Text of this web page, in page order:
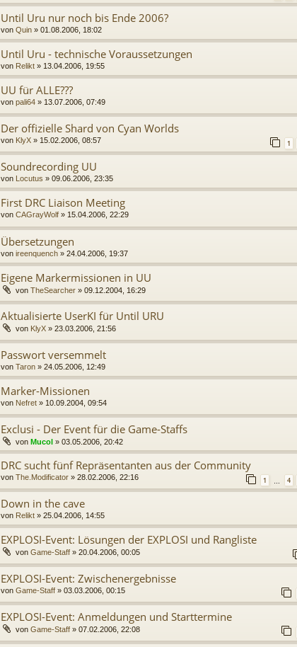
Until Uru nur noch bis Ende 2006?
von Quin » 01.08.2006, 18:02
Until Uru - technische Voraussetzungen
von Relikt » 13.04.2006, 19:55
UU für ALLE???
von pali64 » 13.07.2006, 07:49
Der offizielle Shard von Cyan Worlds
von KlyX » 15.02.2006, 08:57 1
Soundrecording UU
von Locutus » 09.06.2006, 23:35
First DRC Liaison Meeting
von CAGrayWolf » 15.04.2006, 22:29
Übersetzungen
von ireenquench » 24.04.2006, 19:37
Eigene Markermissionen in UU
von TheSearcher » 09.12.2004, 16:29
Aktualisierte UserKI für Until URU
von KlyX » 23.03.2006, 21:56
Passwort versemmelt
von Taron » 24.05.2006, 12:49
Marker-Missionen
von Nefret » 10.09.2004, 09:54
Exclusi - Der Event für die Game-Staffs
von Mucol » 03.05.2006, 20:42
DRC sucht fünf Repräsentanten aus der Community
von The.Modificator » 28.02.2006, 22:16 1 … 4
Down in the cave
von Relikt » 25.04.2006, 14:55
EXPLOSI-Event: Lösungen der EXPLOSI und Rangliste
von Game-Staff » 20.04.2006, 00:05
EXPLOSI-Event: Zwischenergebnisse
von Game-Staff » 03.03.2006, 00:15
EXPLOSI-Event: Anmeldungen und Starttermine
von Game-Staff » 07.02.2006, 22:08